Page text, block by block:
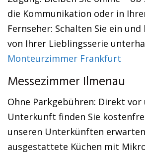
die Kommunikation oder in
Fernseher: Schalten Sie ein und
von Ihrer Lieblingsserie
Monteurzimmer Frankfurt
Messezimmer Ilmenau
Ohne Parkgebühren: Direkt vor
Unterkunft finden Sie
unseren Unterkünften
ausgestattete Küchen mit